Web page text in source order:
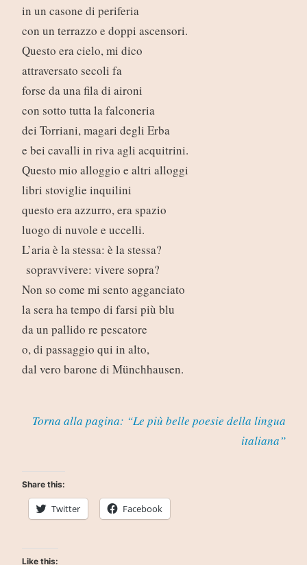
in un casone di periferia
con un terrazzo e doppi ascensori.
Questo era cielo, mi dico
attraversato secoli fa
forse da una fila di aironi
con sotto tutta la falconeria
dei Torriani, magari degli Erba
e bei cavalli in riva agli acquitrini.
Questo mio alloggio e altri alloggi
libri stoviglie inquilini
questo era azzurro, era spazio
luogo di nuvole e uccelli.
L’aria è la stessa: è la stessa?
sopravvivere: vivere sopra?
Non so come mi sento agganciato
la sera ha tempo di farsi più blu
da un pallido re pescatore
o, di passaggio qui in alto,
dal vero barone di Münchhausen.
Torna alla pagina: “Le più belle poesie della lingua
italiana”
Share this:
Twitter Facebook
Like this: